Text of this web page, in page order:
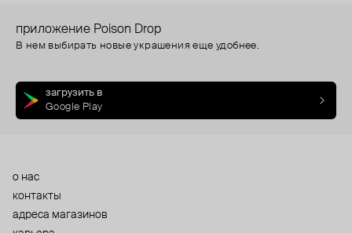
приложение Poison Drop
В нем выбирать новые украшения еще удобнее.
загрузить в
Google Play
о нас
контакты
адреса магазинов